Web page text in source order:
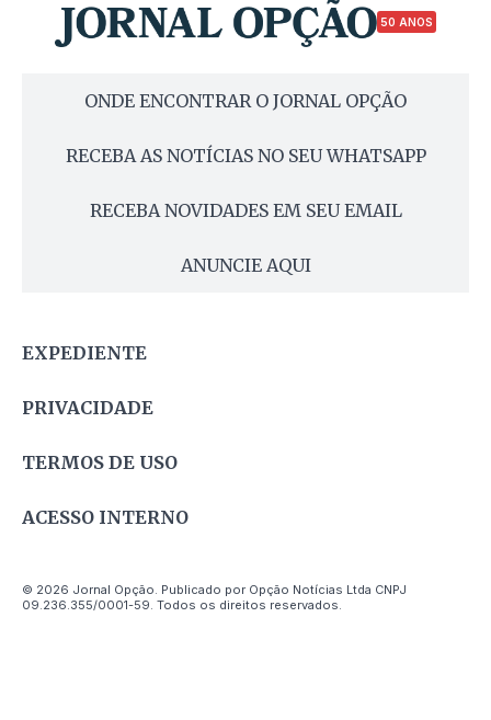
50 ANOS
ONDE ENCONTRAR O JORNAL OPÇÃO
RECEBA AS NOTÍCIAS NO SEU WHATSAPP
RECEBA NOVIDADES EM SEU EMAIL
ANUNCIE AQUI
EXPEDIENTE
PRIVACIDADE
TERMOS DE USO
ACESSO INTERNO
© 2026 Jornal Opção. Publicado por Opção Notícias Ltda CNPJ
09.236.355/0001-59. Todos os direitos reservados.